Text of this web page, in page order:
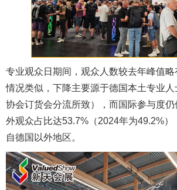
专业观众日期间，观众人数较去年峰值
情况类似，下降主要源于德国本土专业
协会订货会分流所致），而国际参与度
外观众占比达53.7%（2024年为49.2%）
自德国以外地区。